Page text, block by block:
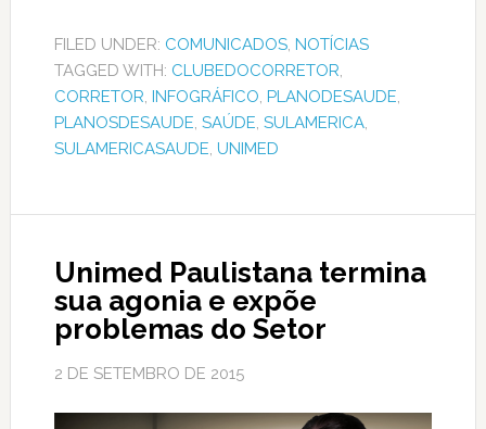
FILED UNDER: COMUNICADOS, NOTÍCIAS
TAGGED WITH: CLUBEDOCORRETOR,
CORRETOR, INFOGRÁFICO, PLANODESAUDE,
PLANOSDESAUDE, SAÚDE, SULAMERICA,
SULAMERICASAUDE, UNIMED
Unimed Paulistana termina
sua agonia e expõe
problemas do Setor
2 DE SETEMBRO DE 2015